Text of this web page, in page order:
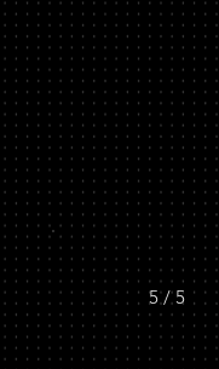
5 / 5